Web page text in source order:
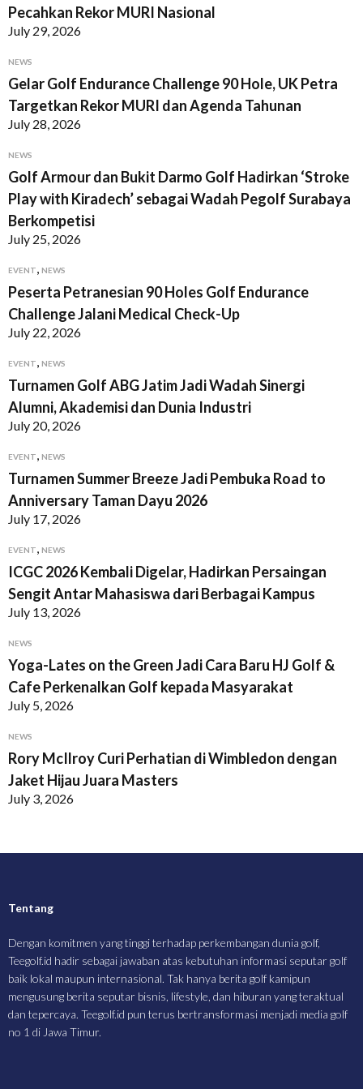
Pecahkan Rekor MURI Nasional
July 29, 2026
NEWS
Gelar Golf Endurance Challenge 90 Hole, UK Petra
Targetkan Rekor MURI dan Agenda Tahunan
July 28, 2026
NEWS
Golf Armour dan Bukit Darmo Golf Hadirkan ‘Stroke
Play with Kiradech’ sebagai Wadah Pegolf Surabaya
Berkompetisi
July 25, 2026
EVENT, NEWS
Peserta Petranesian 90 Holes Golf Endurance
Challenge Jalani Medical Check-Up
July 22, 2026
EVENT, NEWS
Turnamen Golf ABG Jatim Jadi Wadah Sinergi
Alumni, Akademisi dan Dunia Industri
July 20, 2026
EVENT, NEWS
Turnamen Summer Breeze Jadi Pembuka Road to
Anniversary Taman Dayu 2026
July 17, 2026
EVENT, NEWS
ICGC 2026 Kembali Digelar, Hadirkan Persaingan
Sengit Antar Mahasiswa dari Berbagai Kampus
July 13, 2026
NEWS
Yoga-Lates on the Green Jadi Cara Baru HJ Golf &
Cafe Perkenalkan Golf kepada Masyarakat
July 5, 2026
NEWS
Rory McIlroy Curi Perhatian di Wimbledon dengan
Jaket Hijau Juara Masters
July 3, 2026
Tentang
Dengan komitmen yang tinggi terhadap perkembangan dunia golf,
Teegolf.id hadir sebagai jawaban atas kebutuhan informasi seputar golf
baik lokal maupun internasional. Tak hanya berita golf kamipun
mengusung berita seputar bisnis, lifestyle, dan hiburan yang teraktual
dan tepercaya. Teegolf.id pun terus bertransformasi menjadi media golf
no 1 di Jawa Timur.